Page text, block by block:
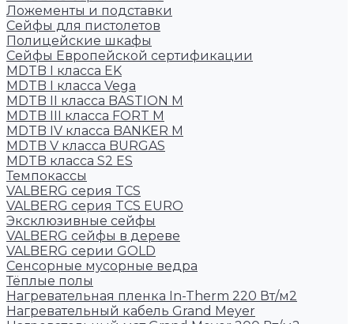
Ложементы и подставки
Сейфы для пистолетов
Полицейские шкафы
Сейфы Европейской сертификации
MDTB I класса EK
MDTB I класса Vega
MDTB II класса BASTION M
MDTB III класса FORT M
MDTB IV класса BANKER M
MDTB V класса BURGAS
MDTB класса S2 ES
Темпокассы
VALBERG серия TCS
VALBERG серия TCS EURO
Эксклюзивные сейфы
VALBERG сейфы в дереве
VALBERG серии GOLD
Сенсорные мусорные ведра
Тёплые полы
Нагревательная пленка In-Therm 220 Вт/м2
Нагревательный кабель Grand Meyer